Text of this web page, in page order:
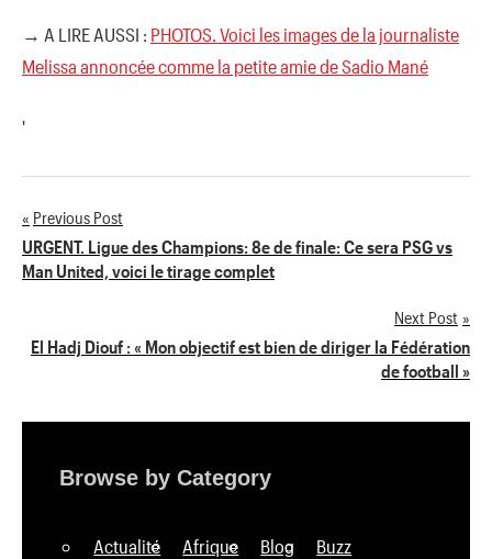
→ A LIRE AUSSI : PHOTOS. Voici les images de la journaliste
Melissa annoncée comme la petite amie de Sadio Mané
'
Navigation
de
Previous Post
URGENT. Ligue des Champions: 8e de finale: Ce sera PSG vs
Man United, voici le tirage complet
Next Post
El Hadj Diouf : « Mon objectif est bien de diriger la Fédération
de football »
Browse by Category
Actualité Afrique Blog Buzz